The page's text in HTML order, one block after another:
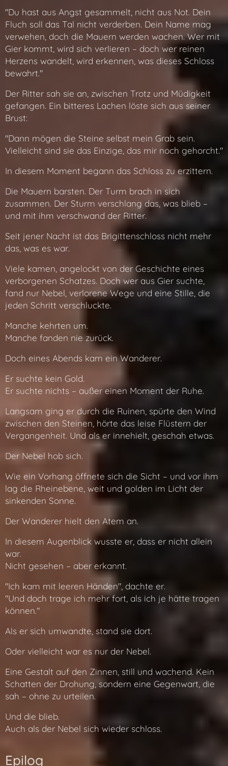
"Du hast aus Angst gesammelt, nicht aus Not. Dein
Fluch soll das Tal nicht verderben. Dein Name mag
verwehen, doch die Mauern werden wachen. Wer mit
Gier kommt, wird sich verlieren – doch wer reinen
Herzens wandelt, wird erkennen, was dieses Schloss
bewahrt."
Der Ritter sah sie an, zwischen Trotz und Müdigkeit
gefangen. Ein bitteres Lachen löste sich aus seiner
Brust:
"Dann mögen die Steine selbst mein Grab sein.
Vielleicht sind sie das Einzige, das mir noch gehorcht."
In diesem Moment begann das Schloss zu erzittern.
Die Mauern barsten. Der Turm brach in sich
zusammen. Der Sturm verschlang das, was blieb –
und mit ihm verschwand der Ritter.
Seit jener Nacht ist das Brigittenschloss nicht mehr
das, was es war.
Viele kamen, angelockt von der Geschichte eines
verborgenen Schatzes. Doch wer aus Gier suchte,
fand nur Nebel, verlorene Wege und eine Stille, die
jeden Schritt verschluckte.
Manche kehrten um.
Manche fanden nie zurück.
Doch eines Abends kam ein Wanderer.
Er suchte kein Gold.
Er suchte nichts – außer einen Moment der Ruhe.
Langsam ging er durch die Ruinen, spürte den Wind
zwischen den Steinen, hörte das leise Flüstern der
Vergangenheit. Und als er innehielt, geschah etwas.
Der Nebel hob sich.
Wie ein Vorhang öffnete sich die Sicht – und vor ihm
lag die Rheinebene, weit und golden im Licht der
sinkenden Sonne.
Der Wanderer hielt den Atem an.
In diesem Augenblick wusste er, dass er nicht allein
war.
Nicht gesehen – aber erkannt.
"Ich kam mit leeren Händen", dachte er.
"Und doch trage ich mehr fort, als ich je hätte tragen
können."
Als er sich umwandte, stand sie dort.
Oder vielleicht war es nur der Nebel.
Eine Gestalt auf den Zinnen, still und wachend. Kein
Schatten der Drohung, sondern eine Gegenwart, die
sah – ohne zu urteilen.
Und die blieb.
Auch als der Nebel sich wieder schloss.
Epilog